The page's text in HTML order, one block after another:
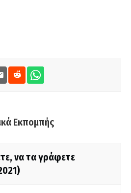
Εκπομπής
να τα γράφετε